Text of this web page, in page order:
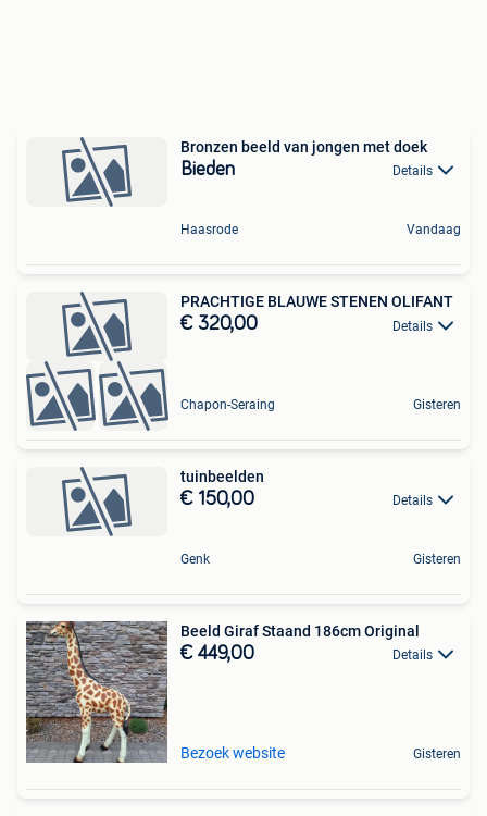
Bronzen beeld van jongen met doek
Bieden Details
Haasrode Vandaag
PRACHTIGE BLAUWE STENEN OLIFANT
€ 320,00 Details
Chapon-Seraing Gisteren
tuinbeelden
€ 150,00 Details
Genk Gisteren
Beeld Giraf Staand 186cm Original
€ 449,00 Details
Bezoek website Gisteren